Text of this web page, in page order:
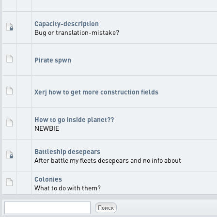
Capacity-description
Bug or translation-mistake?
Pirate spwn
Xerj how to get more construction fields
How to go inside planet??
NEWBIE
Battleship desepears
After battle my fleets desepears and no info about
Colonies
What to do with them?